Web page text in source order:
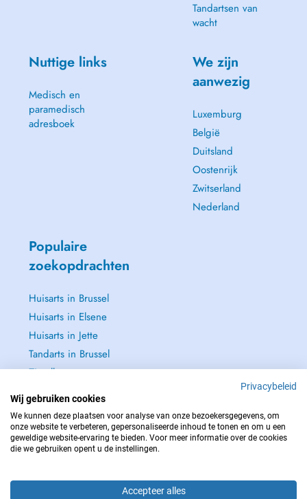
Tandartsen van
wacht
Nuttige links
Medisch en
paramedisch
adresboek
We zijn
aanwezig
Luxemburg
België
Duitsland
Oostenrijk
Zwitserland
Nederland
Populaire
zoekopdrachten
Huisarts in Brussel
Huisarts in Elsene
Huisarts in Jette
Tandarts in Brussel
Zie alle →
NEEM IN GEVAL VAN NOOD CONTACT OP MET : 112
Privacybeleid
Wij gebruiken cookies
We kunnen deze plaatsen voor analyse van onze bezoekersgegevens, om
onze website te verbeteren, gepersonaliseerde inhoud te tonen en om u een
geweldige website-ervaring te bieden. Voor meer informatie over de cookies
die we gebruiken opent u de instellingen.
Accepteer alles